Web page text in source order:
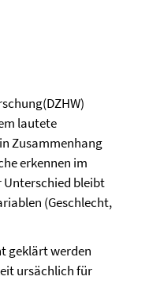
lautete
Zusammenhang
erkennen im
Unterschied bleibt
(Geschlecht,
geklärt werden
ursächlich für